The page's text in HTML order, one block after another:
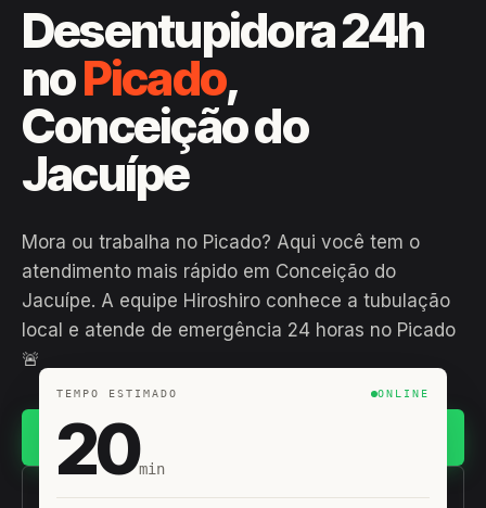
Desentupidora 24h
noPicado,
Conceição do
Jacuípe
Mora ou trabalha no Picado? Aqui você tem o
atendimento mais rápido em Conceição do
Jacuípe. A equipe Hiroshiro conhece a tubulação
local e atende de emergência 24 horas no Picado
🚨
(11) 93407-8838
TEMPO ESTIMADO ONLINE
20min